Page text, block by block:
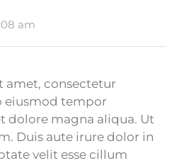
am
amet, consectetur
eiusmod tempor
dolore magna aliqua. Ut
Duis aute irure dolor in
velit esse cillum